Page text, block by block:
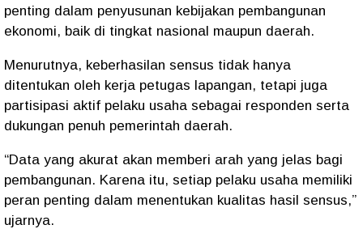
penting dalam penyusunan kebijakan pembangunan
ekonomi, baik di tingkat nasional maupun daerah.
Menurutnya, keberhasilan sensus tidak hanya
ditentukan oleh kerja petugas lapangan, tetapi juga
partisipasi aktif pelaku usaha sebagai responden serta
dukungan penuh pemerintah daerah.
“Data yang akurat akan memberi arah yang jelas bagi
pembangunan. Karena itu, setiap pelaku usaha memiliki
peran penting dalam menentukan kualitas hasil sensus,”
ujarnya.